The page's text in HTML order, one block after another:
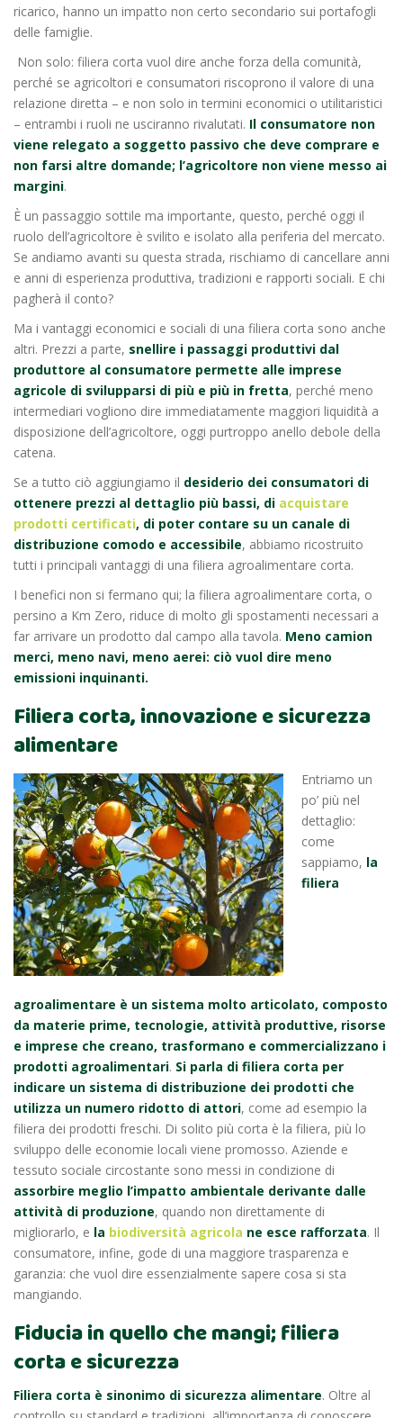
ricarico, hanno un impatto non certo secondario sui portafogli
delle famiglie.
Non solo: filiera corta vuol dire anche forza della comunità,
perché se agricoltori e consumatori riscoprono il valore di una
relazione diretta – e non solo in termini economici o utilitaristici
– entrambi i ruoli ne usciranno rivalutati. Il consumatore non
viene relegato a soggetto passivo che deve comprare e
non farsi altre domande; l’agricoltore non viene messo ai
margini.
È un passaggio sottile ma importante, questo, perché oggi il
ruolo dell’agricoltore è svilito e isolato alla periferia del mercato.
Se andiamo avanti su questa strada, rischiamo di cancellare anni
e anni di esperienza produttiva, tradizioni e rapporti sociali. E chi
pagherà il conto?
Ma i vantaggi economici e sociali di una filiera corta sono anche
altri. Prezzi a parte, snellire i passaggi produttivi dal
produttore al consumatore permette alle imprese
agricole di svilupparsi di più e più in fretta, perché meno
intermediari vogliono dire immediatamente maggiori liquidità a
disposizione dell’agricoltore, oggi purtroppo anello debole della
catena.
Se a tutto ciò aggiungiamo il desiderio dei consumatori di
ottenere prezzi al dettaglio più bassi, di acquistare
prodotti certificati, di poter contare su un canale di
distribuzione comodo e accessibile, abbiamo ricostruito
tutti i principali vantaggi di una filiera agroalimentare corta.
I benefici non si fermano qui; la filiera agroalimentare corta, o
persino a Km Zero, riduce di molto gli spostamenti necessari a
far arrivare un prodotto dal campo alla tavola. Meno camion
merci, meno navi, meno aerei: ciò vuol dire meno
emissioni inquinanti.
Filiera corta, innovazione e sicurezza
alimentare
Entriamo un
po’ più nel
dettaglio:
come
sappiamo, la
filiera
agroalimentare è un sistema molto articolato, composto
da materie prime, tecnologie, attività produttive, risorse
e imprese che creano, trasformano e commercializzano i
prodotti agroalimentari. Si parla di filiera corta per
indicare un sistema di distribuzione dei prodotti che
utilizza un numero ridotto di attori, come ad esempio la
filiera dei prodotti freschi. Di solito più corta è la filiera, più lo
sviluppo delle economie locali viene promosso. Aziende e
tessuto sociale circostante sono messi in condizione di
assorbire meglio l’impatto ambientale derivante dalle
attività di produzione, quando non direttamente di
migliorarlo, e la biodiversità agricola ne esce rafforzata. Il
consumatore, infine, gode di una maggiore trasparenza e
garanzia: che vuol dire essenzialmente sapere cosa si sta
mangiando.
Fiducia in quello che mangi; filiera
corta e sicurezza
Filiera corta è sinonimo di sicurezza alimentare. Oltre al